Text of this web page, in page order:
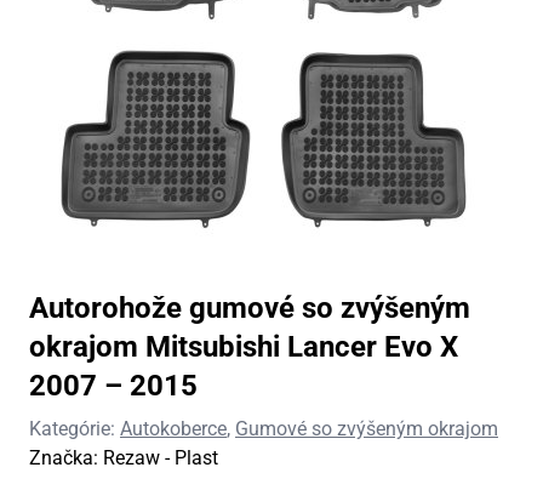
Autorohože gumové so zvýšeným
okrajom Mitsubishi Lancer Evo X
2007 – 2015
Kategórie: Autokoberce, Gumové so zvýšeným okrajom
Značka: Rezaw - Plast